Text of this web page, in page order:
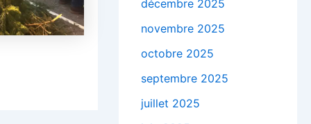
décembre 2025
novembre 2025
octobre 2025
septembre 2025
juillet 2025